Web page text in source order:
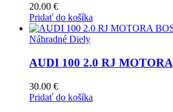
20.00 €
Pridať do košíka
Náhradné Diely
AUDI 100 2.0 RJ MOTORA
30.00 €
Pridať do košíka